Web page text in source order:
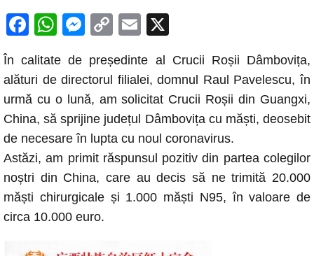
F
c
e
b
o
o
k
W
at
s
A
p
p
M
ss
e
n
g
er
C
p
y
Li
n
k
E
ail
În calitate de președinte al Crucii Roșii Dâmbovița,
alături de directorul filialei, domnul Raul Pavelescu, în
urmă cu o lună, am solicitat Crucii Roșii din Guangxi,
China, să sprijine județul Dâmbovița cu măști, deosebit
de necesare în lupta cu noul coronavirus.
Astăzi, am primit răspunsul pozitiv din partea colegilor
noștri din China, care au decis să ne trimită 20.000
măști chirurgicale și 1.000 măști N95, în valoare de
circa 10.000 euro.